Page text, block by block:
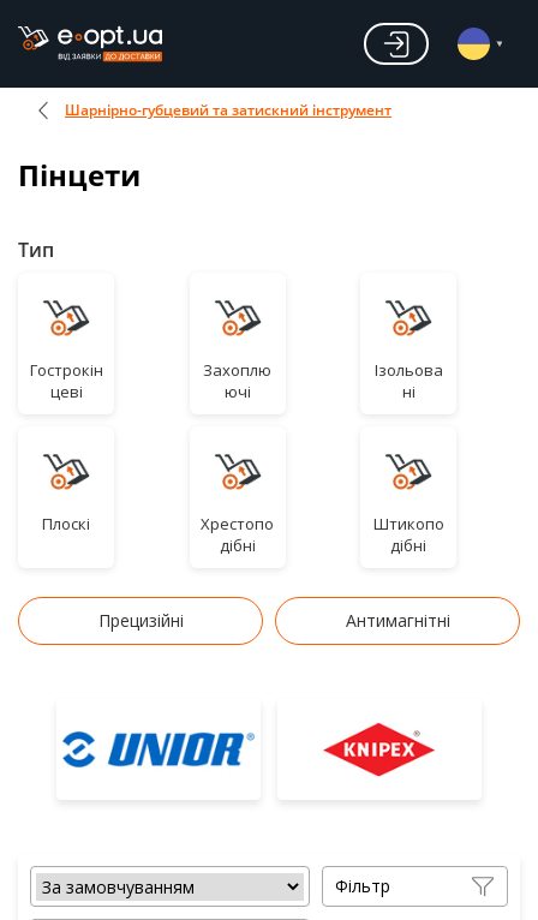
Шарнірно-губцевий та затискний інструмент
Пінцети
Тип
Гострокін
цеві
Захоплю
ючі
Ізольова
ні
Плоскі
Хрестопо
дібні
Штикопо
дібні
Прецизійні Антимагнітні
Фільтр